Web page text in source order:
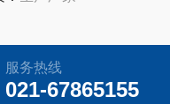
服务热线
021-67865155